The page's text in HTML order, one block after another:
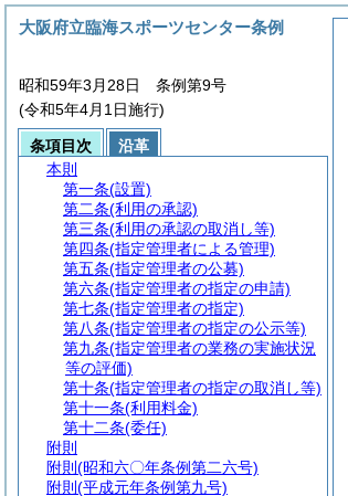
大阪府立臨海スポーツセンター条例
昭和59年3月28日 条例第9号
(令和5年4月1日施行)
条項目次
沿革
本則
第一条(設置)
第二条(利用の承認)
第三条(利用の承認の取消し等)
第四条(指定管理者による管理)
第五条(指定管理者の公募)
第六条(指定管理者の指定の申請)
第七条(指定管理者の指定)
第八条(指定管理者の指定の公示等)
第九条(指定管理者の業務の実施状況
等の評価)
第十条(指定管理者の指定の取消し等)
第十一条(利用料金)
第十二条(委任)
附則
附則 (昭和六〇年条例第二六号)
附則 (平成元年条例第九号)